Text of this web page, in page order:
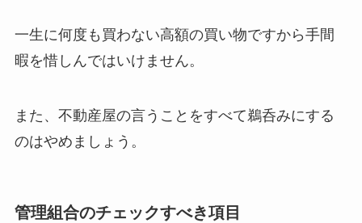
一生に何度も買わない高額の買い物ですから手間
暇を惜しんではいけません。
また、不動産屋の言うことをすべて鵜呑みにする
のはやめましょう。
管理組合のチェックすべき項目